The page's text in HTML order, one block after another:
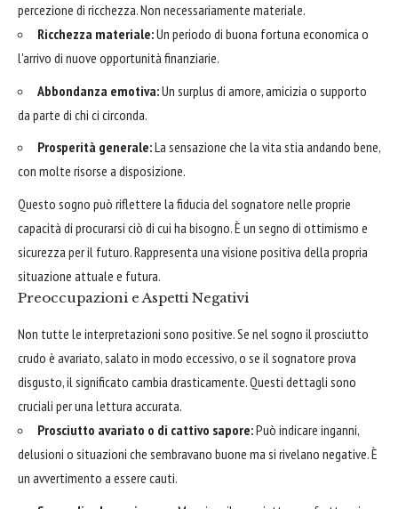
percezione di ricchezza. Non necessariamente materiale.
Ricchezza materiale:Un periodo di buona fortuna economica o
l'arrivo di nuove opportunità finanziarie.
Abbondanza emotiva:Un surplus di amore, amicizia o supporto
da parte di chi ci circonda.
Prosperità generale:La sensazione che la vita stia andando bene,
con molte risorse a disposizione.
Questo sogno può riflettere la fiducia del sognatore nelle proprie
capacità di procurarsi ciò di cui ha bisogno. È un segno di ottimismo e
sicurezza per il futuro. Rappresenta una visione positiva della propria
situazione attuale e futura.
Preoccupazioni e Aspetti Negativi
Non tutte le interpretazioni sono positive. Se nel sogno il prosciutto
crudo è avariato, salato in modo eccessivo, o se il sognatore prova
disgusto, il significato cambia drasticamente. Questi dettagli sono
cruciali per una lettura accurata.
Prosciutto avariato o di cattivo sapore:Può indicare inganni,
delusioni o situazioni che sembravano buone ma si rivelano negative. È
un avvertimento a essere cauti.